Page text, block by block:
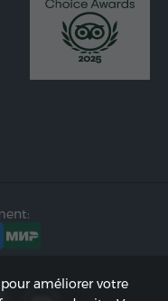
pour améliorer votre